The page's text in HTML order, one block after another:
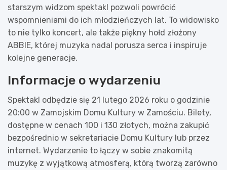
starszym widzom spektakl pozwoli powrócić
wspomnieniami do ich młodzieńczych lat. To widowisko
to nie tylko koncert, ale także piękny hołd złożony
ABBIE, której muzyka nadal porusza serca i inspiruje
kolejne generacje.
Informacje o wydarzeniu
Spektakl odbędzie się 21 lutego 2026 roku o godzinie
20:00 w Zamojskim Domu Kultury w Zamościu. Bilety,
dostępne w cenach 100 i 130 złotych, można zakupić
bezpośrednio w sekretariacie Domu Kultury lub przez
internet. Wydarzenie to łączy w sobie znakomitą
muzykę z wyjątkową atmosferą, którą tworzą zarówno